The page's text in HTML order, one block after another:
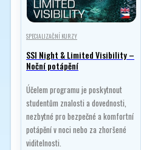
SPECIALIZAČNÍ KURZY
SSI Night & Limited Visibility –
Noční potápění
Účelem programu je poskytnout
studentům znalosti a dovednosti,
nezbytné pro bezpečné a komfortní
potápění v noci nebo za zhoršené
viditelnosti.